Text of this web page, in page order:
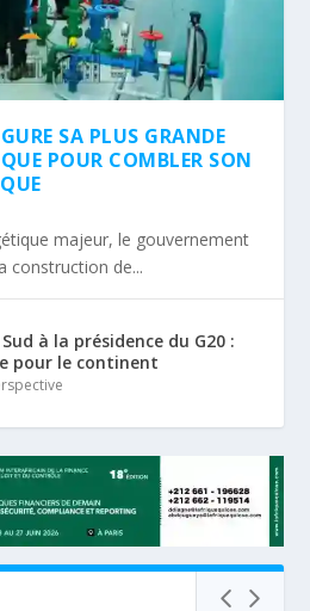
SA PLUS GRANDE
POUR COMBLER SON
majeur, le gouvernement
construction de...
à la présidence du G20 :
pour le continent